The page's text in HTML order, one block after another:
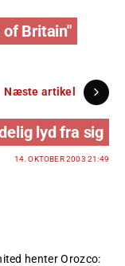
Britain"
Næste artikel
lyd fra sig
14. OKTOBER 2003 21:49
henter Orozco: